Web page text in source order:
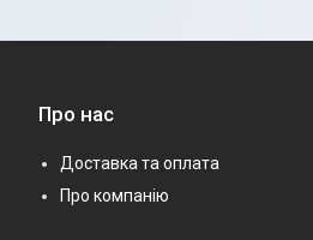
Про нас
Доставка та оплата
Про компанію